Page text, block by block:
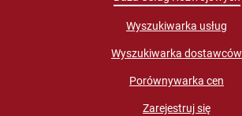
Wyszukiwarka usług
Wyszukiwarka dostawców
Porównywarka cen
Zarejestruj się